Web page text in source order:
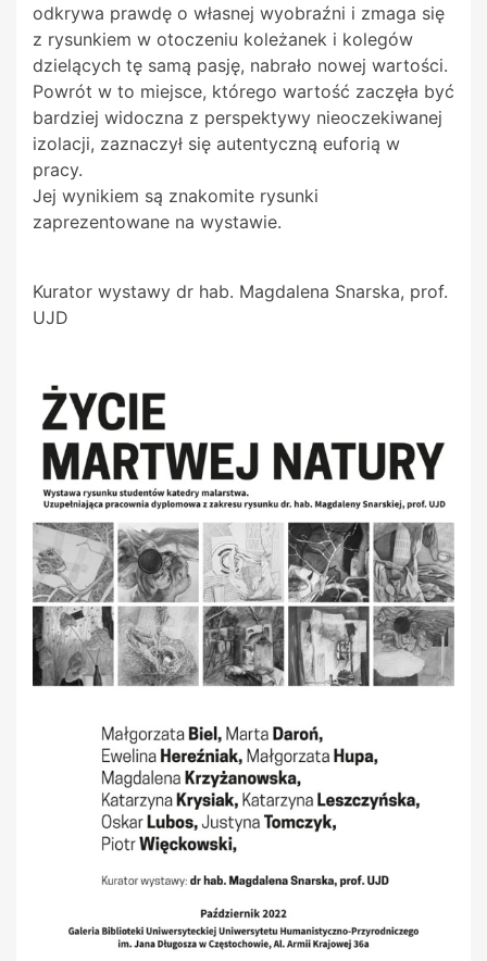
odkrywa prawdę o własnej wyobraźni i zmaga się
z rysunkiem w otoczeniu koleżanek i kolegów
dzielących tę samą pasję, nabrało nowej wartości.
Powrót w to miejsce, którego wartość zaczęła być
bardziej widoczna z perspektywy nieoczekiwanej
izolacji, zaznaczył się autentyczną euforią w
pracy.
Jej wynikiem są znakomite rysunki
zaprezentowane na wystawie.
Kurator wystawy dr hab. Magdalena Snarska, prof.
UJD